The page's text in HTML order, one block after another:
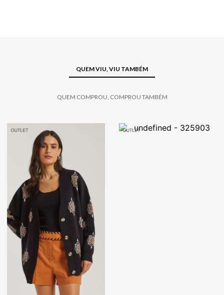
QUEM VIU, VIU TAMBÉM
QUEM COMPROU, COMPROU TAMBÉM